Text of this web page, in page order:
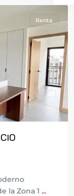
Next
Renta
la Zona 1 ...